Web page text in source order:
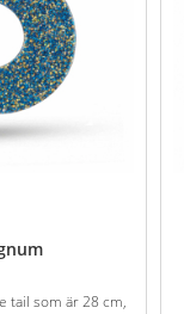
tail som är 28 cm,